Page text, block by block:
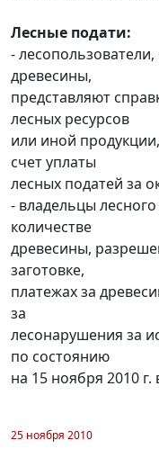
Лесные подати:
-
древесины,
представляют
лесных ресурсов
или иной
счет уплаты
лесных податей за
- владельцы
количестве
древесины,
заготовке,
платежах за
за
лесонарушения за
по состоянию
на 15 ноября 2010
25 ноября 2010